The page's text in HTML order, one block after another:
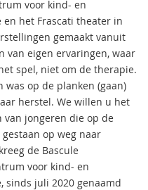
voor kind- en
het Frascati theater in
gemaakt vanuit
van eigen ervaringen, waar
spel, niet om de therapie.
was op de planken (gaan)
herstel. We willen u het
van jongeren die op de
op weg naar
de Bascule
voor kind- en
sinds juli 2020 genaamd